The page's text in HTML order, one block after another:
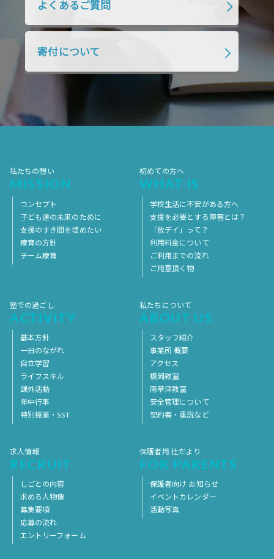
2018年7月 2018年6月
2018年4月 2018年3月 2018年2月
2018年1月 2017年12月
2017年10月 2017年9月 2017年8月
2017年5月
2017年4月
よくあるご質問
寄付について
私たちの想い
MISSION
コンセプト
子ども達の未来のために
支援のすき間を埋めたい
療育の方針
チーム療育
初めての方へ
WHAT IS
学校生活に不安がある方へ
支援を必要とする障害とは？
「放デイ」って？
利用料金について
ご利用までの流れ
ご用意頂く物
塾での過ごし
ACTIVITY
基本方針
一日のながれ
自立学習
ライフスキル
課外活動
年中行事
特別授業・SST
私たちについて
ABOUT US
スタッフ紹介
事業所 概要
アクセス
橋岡教室
南草津教室
安全管理について
契約書・重説など
求人情報
RECRUIT
しごとの内容
求める人物像
募集要項
応募の流れ
エントリーフォーム
保護者用 辻だより
FOR PARENTS
保護者向け お知らせ
イベントカレンダー
活動写真